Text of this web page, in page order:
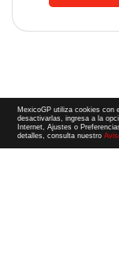
MexicoGP utiliza cookies con
desactivarlas, ingresa a la
Internet, Ajustes o
detalles, consulta nuestro